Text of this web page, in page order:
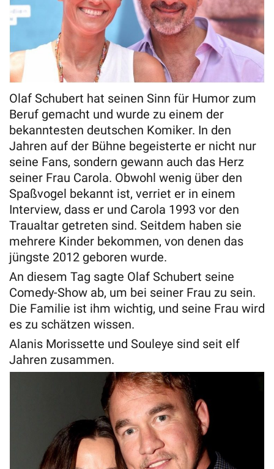
Olaf Schubert hat seinen Sinn für Humor zum
Beruf gemacht und wurde zu einem der
bekanntesten deutschen Komiker. In den
Jahren auf der Bühne begeisterte er nicht nur
seine Fans, sondern gewann auch das Herz
seiner Frau Carola. Obwohl wenig über den
Spaßvogel bekannt ist, verriet er in einem
Interview, dass er und Carola 1993 vor den
Traualtar getreten sind. Seitdem haben sie
mehrere Kinder bekommen, von denen das
jüngste 2012 geboren wurde.
An diesem Tag sagte Olaf Schubert seine
Comedy-Show ab, um bei seiner Frau zu sein.
Die Familie ist ihm wichtig, und seine Frau wird
es zu schätzen wissen.
Alanis Morissette und Souleye sind seit elf
Jahren zusammen.